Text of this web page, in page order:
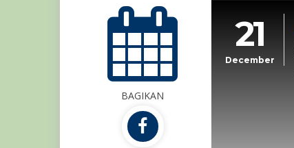
BAGIKAN
21
December